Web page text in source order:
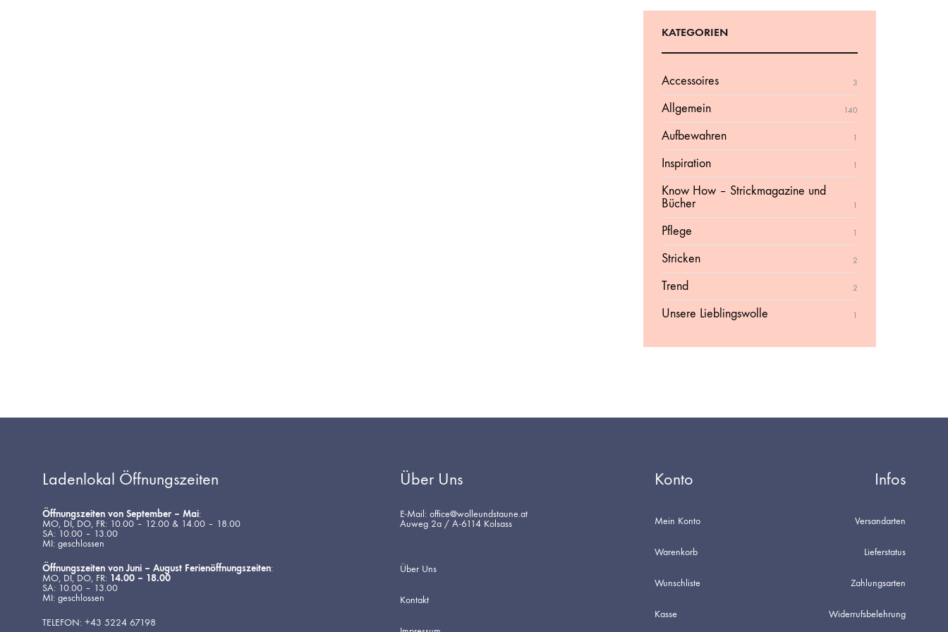
KATEGORIEN
Accessoires 3
Allgemein 140
Aufbewahren 1
Inspiration 1
Know How – Strickmagazine und
Bücher
1
Pflege 1
Stricken 2
Trend 2
Unsere Lieblingswolle 1
Ladenlokal Öffnungszeiten
Öffnungszeiten von September – Mai:
MO, DI, DO, FR: 10.00 – 12.00 & 14.00 – 18.00
SA: 10.00 – 13.00
MI: geschlossen
Öffnungszeiten von Juni – August Ferienöffnungszeiten:
MO, DI, DO, FR: 14.00 – 18.00
SA: 10.00 – 13.00
MI: geschlossen
TELEFON: +43 5224 67198
Über Uns
E-Mail: office@wolleundstaune.at
Auweg 2a / A-6114 Kolsass
Über Uns
Kontakt
Konto
Mein Konto
Warenkorb
Wunschliste
Kasse
Infos
Versandarten
Lieferstatus
Zahlungsarten
Widerrufsbelehrung